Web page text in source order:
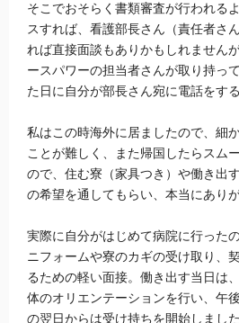
そこでおそらく書類審査が行われる
スすれば、看護部長さん（責任者さ
れば直接面談もありかもしれません
ースパワーの担当者さんが取り持っ
た日に自分が部長さん宛に電話をす
私はこの時海外に居ましたので、細
ことが難しく、また帰国したらスム
ので、住む寮（家具つき）や働き出
の希望を通してもらい、本当にあり
実際に自分がはじめて病院に行った
ニフォームや寮のカギの受け取り、
るための軽い面接。働き出す当日は
体のオリエンテーションを行い、午
の翌日からは受け持ちを開始しました